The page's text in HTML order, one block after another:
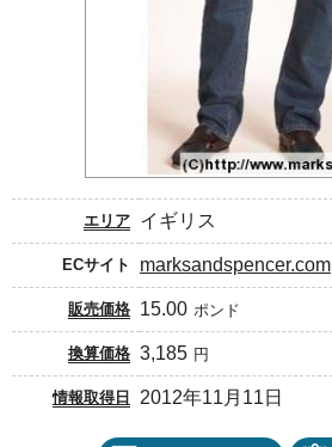
エリア イギリス
ECサイト marksandspencer.com
販売価格 15.00 ポンド
換算価格 3,185 円
情報取得日 2012年11月11日